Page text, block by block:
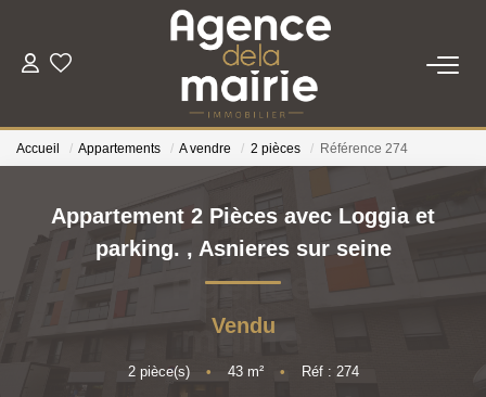
TRANSACTION
LOCATION
ESTIMATION
NOTRE AGENCE
Accueil Appartements A vendre 2 pièces Référence 274
Appartement 2 Pièces avec Loggia et
parking. , Asnieres sur seine
Vendu
2pièce(s) • 43m² • Réf : 274